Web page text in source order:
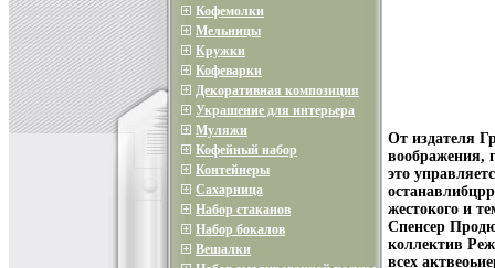
Кофемолки
Мельницы
Кружки
Кофеварки
Декоративная композиция
Украшение для интерьера
Муляжи
Кофейный набор
Контейнеры
Сахарница
Набор стаканов
Набор бокалов
Вешалки
От издателя
воображения,
это
жестокого и
Спенсер
коллектив
всех